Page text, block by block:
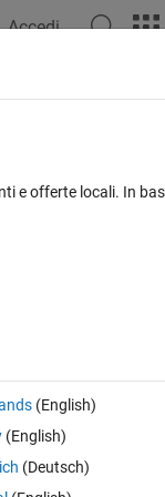
Accedi
and
2 voti
e offerte locali. In
(English)
(English)
(Deutsch)